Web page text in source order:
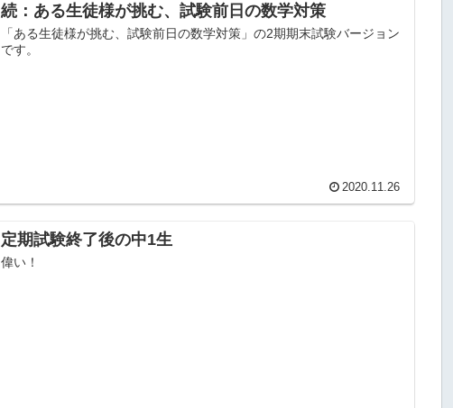
続：ある生徒様が挑む、試験前日の数学対策
「ある生徒様が挑む、試験前日の数学対策」の2期期末試験バージョン
です。
2020.11.26
定期試験終了後の中1生
偉い！